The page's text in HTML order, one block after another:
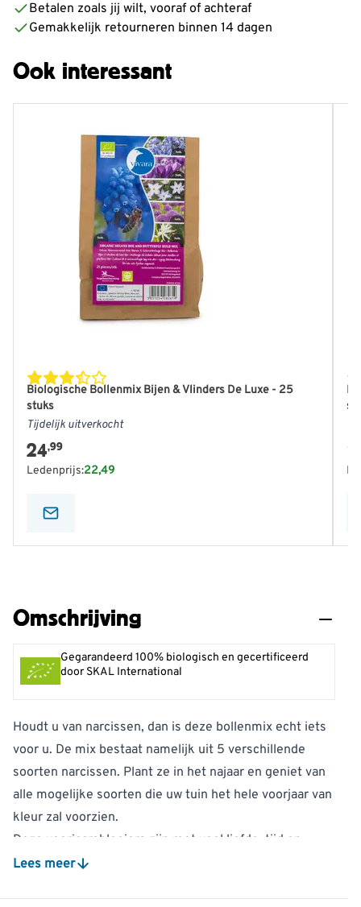
Betalen zoals jij wilt, vooraf of achteraf
Gemakkelijk retourneren binnen 14 dagen
Ook interessant
Biologische Bollenmix Bijen & Vlinders De Luxe - 25
stuks
Tijdelijk uitverkocht
24,99
Ledenprijs:22,49
Omschrijving
Gegarandeerd 100% biologisch en gecertificeerd
door SKAL International
Houdt u van narcissen, dan is deze bollenmix echt iets
voor u. De mix bestaat namelijk uit 5 verschillende
soorten narcissen. Plant ze in het najaar en geniet van
alle mogelijke soorten die uw tuin het hele voorjaar van
kleur zal voorzien.
Deze voorjaarsbloeiers zijn met veel liefde, tijd en
aandacht geteeld. Na meer dan 30 jaar op de gangbare
Lees meer